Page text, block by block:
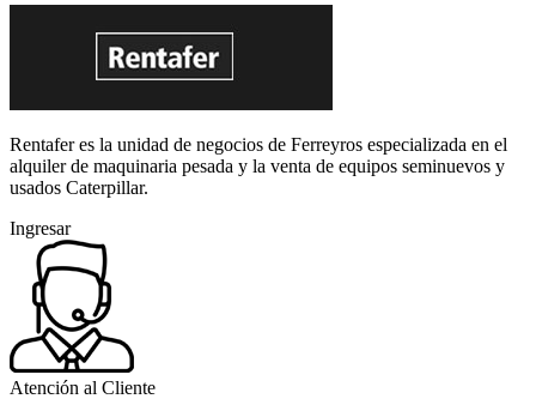
Rentafer es la unidad de negocios de Ferreyros especializada en el
alquiler de maquinaria pesada y la venta de equipos seminuevos y
usados Caterpillar.
Ingresar
Atención al Cliente